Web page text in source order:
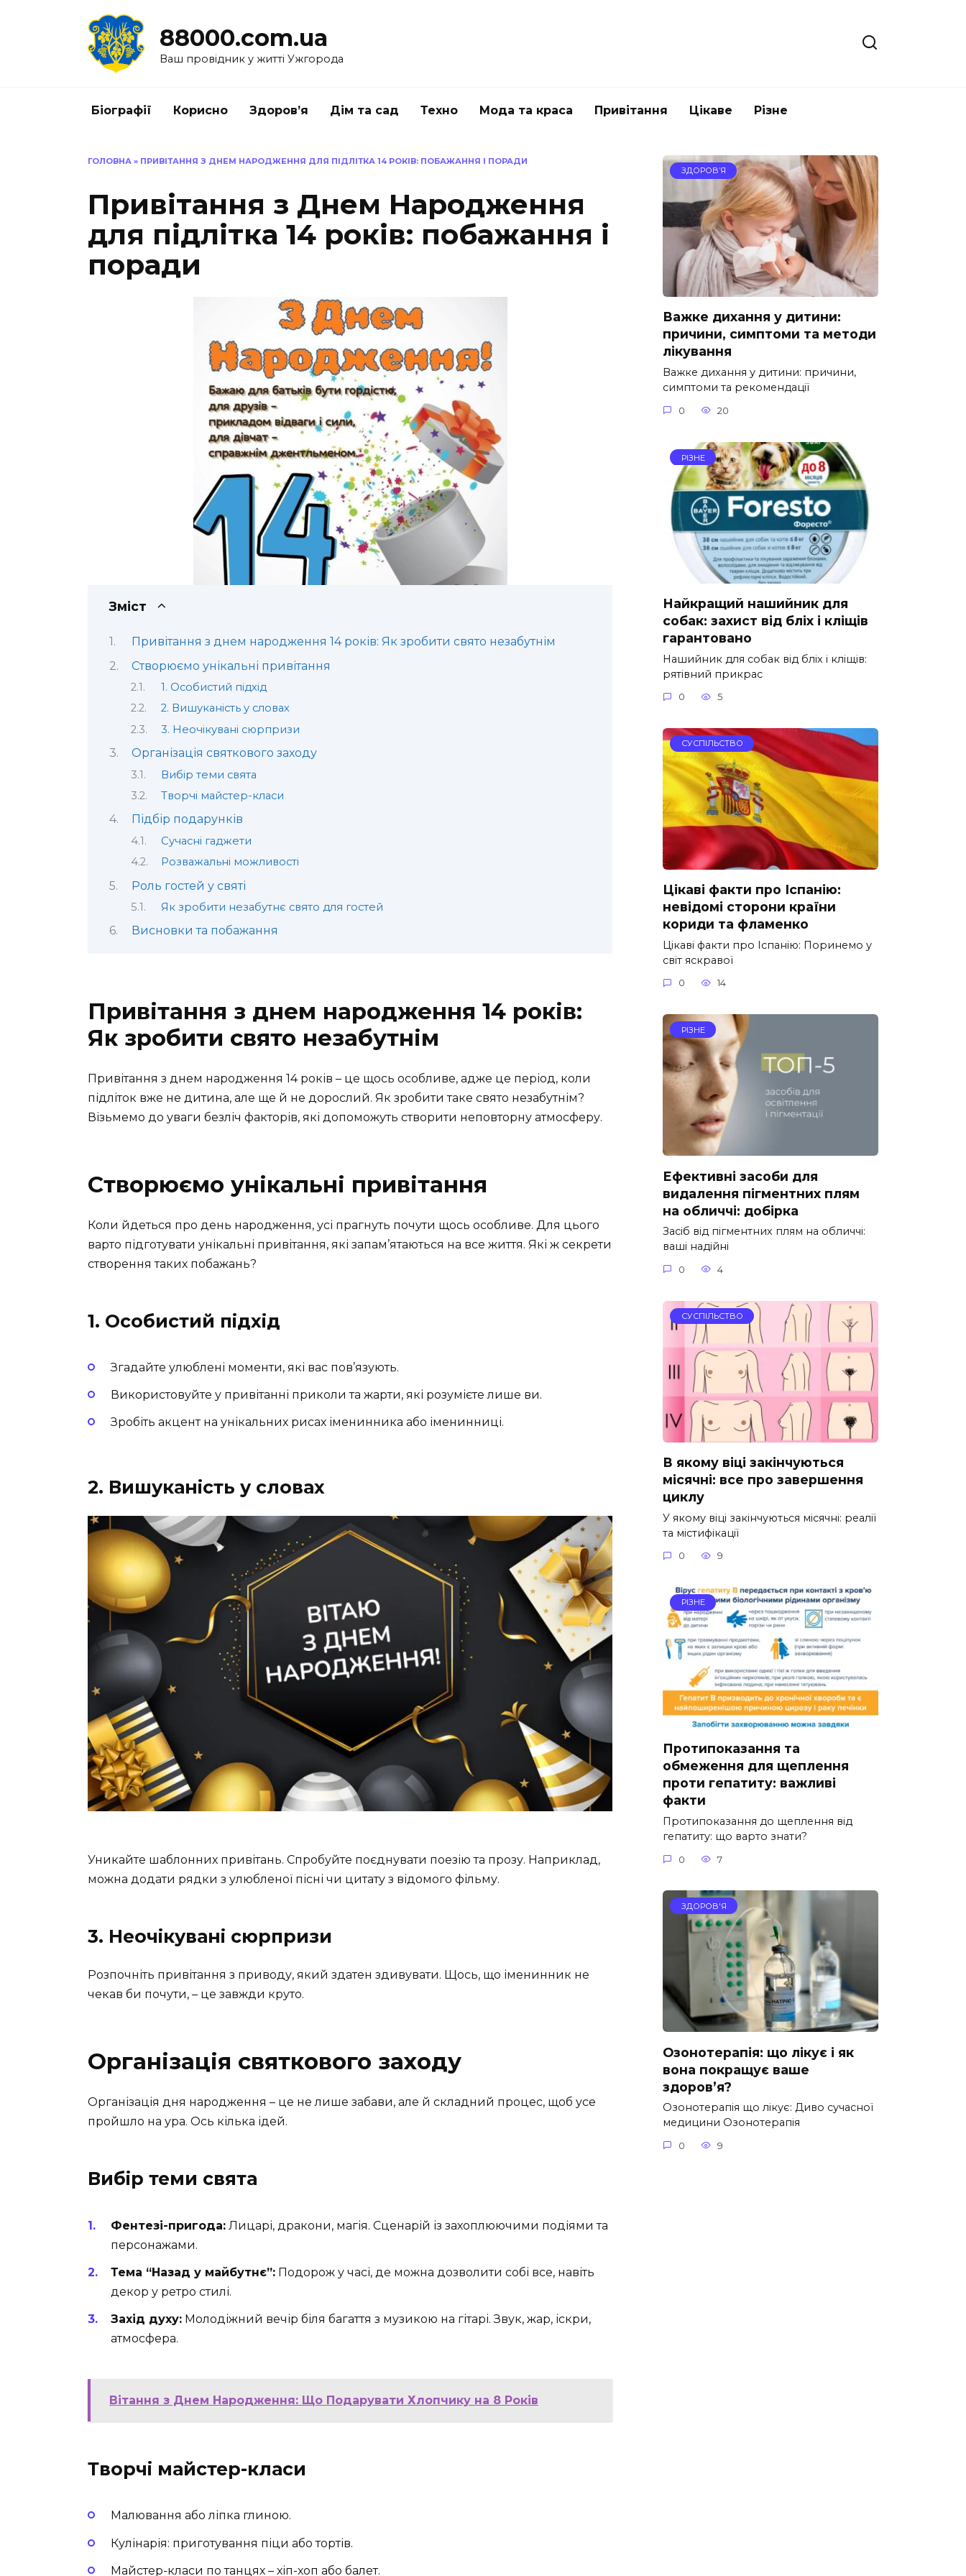
88000.com.ua
Ваш провідник у житті Ужгорода
Біографії Корисно Здоров’я Дім та сад Техно Мода та краса Привітання Цікаве Різне
ГОЛОВНА » ПРИВІТАННЯ З ДНЕМ НАРОДЖЕННЯ ДЛЯ ПІДЛІТКА 14 РОКІВ: ПОБАЖАННЯ І ПОРАДИ
Привітання з Днем Народження
для підлітка 14 років: побажання і
поради
Зміст
Привітання з днем народження 14 років: Як зробити свято незабутнім
Створюємо унікальні привітання
1. Особистий підхід
2. Вишуканість у словах
3. Неочікувані сюрпризи
Організація святкового заходу
Вибір теми свята
Творчі майстер-класи
Підбір подарунків
Сучасні гаджети
Розважальні можливості
Роль гостей у святі
Як зробити незабутнє свято для гостей
Висновки та побажання
Привітання з днем народження 14 років:
Як зробити свято незабутнім
Привітання з днем народження 14 років – це щось особливе, адже це період, коли
підліток вже не дитина, але ще й не дорослий. Як зробити таке свято незабутнім?
Візьмемо до уваги безліч факторів, які допоможуть створити неповторну атмосферу.
Створюємо унікальні привітання
Коли йдеться про день народження, усі прагнуть почути щось особливе. Для цього
варто підготувати унікальні привітання, які запам’ятаються на все життя. Які ж секрети
створення таких побажань?
1. Особистий підхід
Згадайте улюблені моменти, які вас пов’язують.
Використовуйте у привітанні приколи та жарти, які розумієте лише ви.
Зробіть акцент на унікальних рисах іменинника або іменинниці.
2. Вишуканість у словах
Уникайте шаблонних привітань. Спробуйте поєднувати поезію та прозу. Наприклад,
можна додати рядки з улюбленої пісні чи цитату з відомого фільму.
3. Неочікувані сюрпризи
Розпочніть привітання з приводу, який здатен здивувати. Щось, що іменинник не
чекав би почути, – це завжди круто.
Організація святкового заходу
Організація дня народження – це не лише забави, але й складний процес, щоб усе
пройшло на ура. Ось кілька ідей.
Вибір теми свята
Фентезі-пригода: Лицарі, дракони, магія. Сценарій із захоплюючими подіями та
персонажами.
Тема “Назад у майбутнє”: Подорож у часі, де можна дозволити собі все, навіть
декор у ретро стилі.
Захід духу: Молодіжний вечір біля багаття з музикою на гітарі. Звук, жар, іскри,
атмосфера.
Вітання з Днем Народження: Що Подарувати Хлопчику на 8 Років
Творчі майстер-класи
Малювання або ліпка глиною.
Кулінарія: приготування піци або тортів.
Майстер-класи по танцях – хіп-хоп або балет.
ЗДОРОВ’Я
Важке дихання у дитини:
причини, симптоми та методи
лікування
Важке дихання у дитини: причини,
симптоми та рекомендації
0 20
РІЗНЕ
Найкращий нашийник для
собак: захист від бліх і кліщів
гарантовано
Нашийник для собак від бліх і кліщів:
рятівний прикрас
0 5
СУСПІЛЬСТВО
Цікаві факти про Іспанію:
невідомі сторони країни
кориди та фламенко
Цікаві факти про Іспанію: Поринемо у
світ яскравої
0 14
РІЗНЕ
Ефективні засоби для
видалення пігментних плям
на обличчі: добірка
Засіб від пігментних плям на обличчі:
ваші надійні
0 4
СУСПІЛЬСТВО
В якому віці закінчуються
місячні: все про завершення
циклу
У якому віці закінчуються місячні: реалії
та містифікації
0 9
РІЗНЕ
Протипоказання та
обмеження для щеплення
проти гепатиту: важливі
факти
Протипоказання до щеплення від
гепатиту: що варто знати?
0 7
ЗДОРОВ'Я
Озонотерапія: що лікує і як
вона покращує ваше
здоров’я?
Озонотерапія що лікує: Диво сучасної
медицини Озонотерапія
0 9